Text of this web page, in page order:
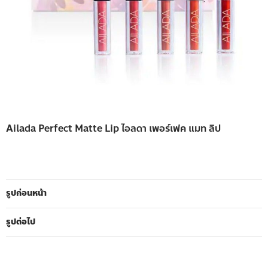
Ailada Perfect Matte Lip ไอลดา เพอร์เฟค แมท ลิป
รูปก่อนหน้า
รูปต่อไป